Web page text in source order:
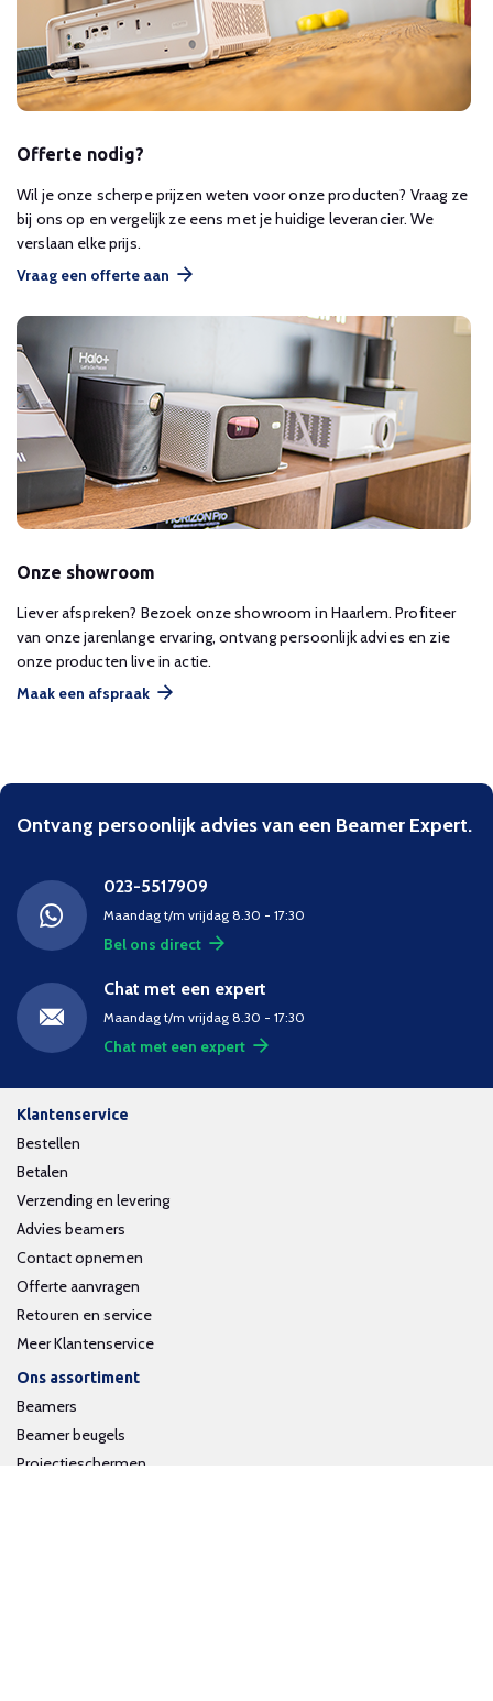
Offerte nodig?
Wil je onze scherpe prijzen weten voor onze producten? Vraag ze
bij ons op en vergelijk ze eens met je huidige leverancier. We
verslaan elke prijs.
Vraag een offerte aan
Onze showroom
Liever afspreken? Bezoek onze showroom in Haarlem. Profiteer
van onze jarenlange ervaring, ontvang persoonlijk advies en zie
onze producten live in actie.
Maak een afspraak
Ontvang persoonlijk advies van een Beamer Expert.
023-5517909
Maandag t/m vrijdag 8.30 - 17:30
Bel ons direct
Chat met een expert
Maandag t/m vrijdag 8.30 - 17:30
Chat met een expert
Klantenservice
Bestellen
Betalen
Verzending en levering
Advies beamers
Contact opnemen
Offerte aanvragen
Retouren en service
Meer Klantenservice
Ons assortiment
Beamers
Beamer beugels
Projectieschermen